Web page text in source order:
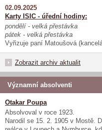
02.09.2025
Karty ISIC - úřední hodiny:
pondělí - velká přestávka
pátek - velká přestávka
Vyřizuje paní Matoušová
Zobrazit archiv aktualit
Významní absolventi
Otakar Poupa
Absolvoval v roce 1923.
Narodil se 15. 2. 1905 v Mostě.